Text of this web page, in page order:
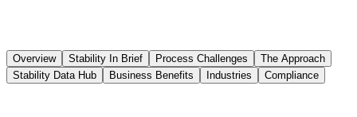
Overview Stability In Brief Process Challenges
The Approach
Stability Data Hub
Business Benefits Industries Compliance